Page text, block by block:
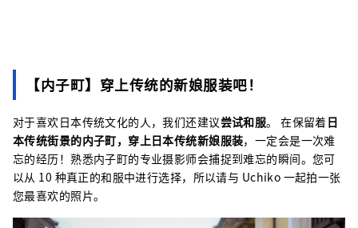
【内子町】穿上传统的新娘服装吧！
对于喜欢日本传统文化的人，我们还建议尝试和服。 在保留着 日
本传统街景的内子町，穿上日本传统新娘服装，一定会是一次难
忘的经历！熟悉内子町的专业摄影师会捕捉到难忘的瞬间。您可
以从 10 种真正的和服中进行选择，所以请与 Uchiko 一起拍一张
您最喜欢的照片。